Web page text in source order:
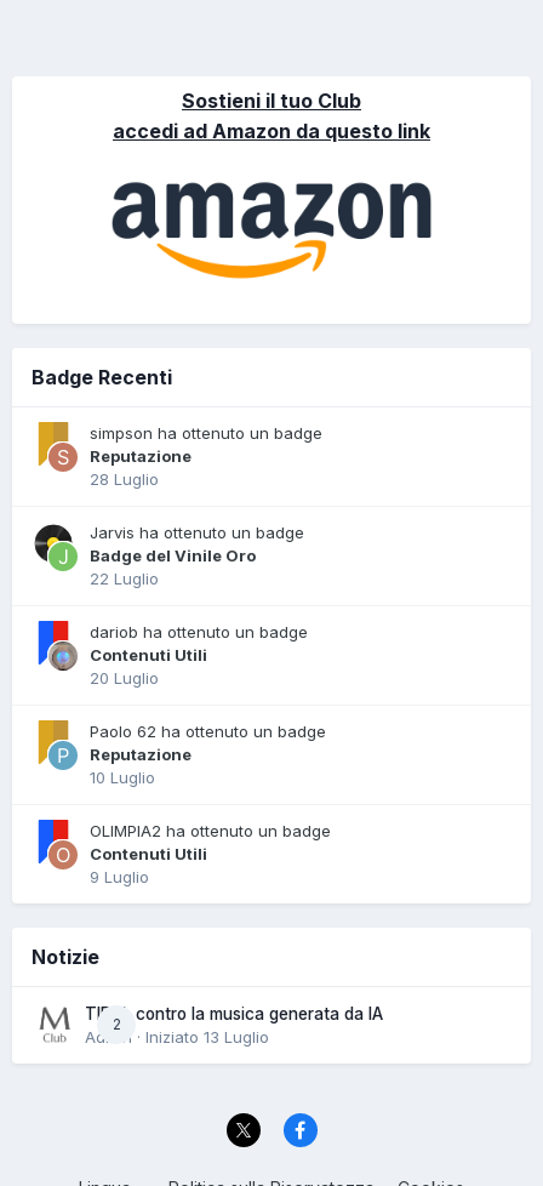
Sostieni il tuo Club
accedi ad Amazon da questo link
Badge Recenti
simpson ha ottenuto un badge
Reputazione
28 Luglio
Jarvis ha ottenuto un badge
Badge del Vinile Oro
22 Luglio
dariob ha ottenuto un badge
Contenuti Utili
20 Luglio
Paolo 62 ha ottenuto un badge
Reputazione
10 Luglio
OLIMPIA2 ha ottenuto un badge
Contenuti Utili
9 Luglio
Notizie
2
TIDAL contro la musica generata da IA
Admin · Iniziato 13 Luglio